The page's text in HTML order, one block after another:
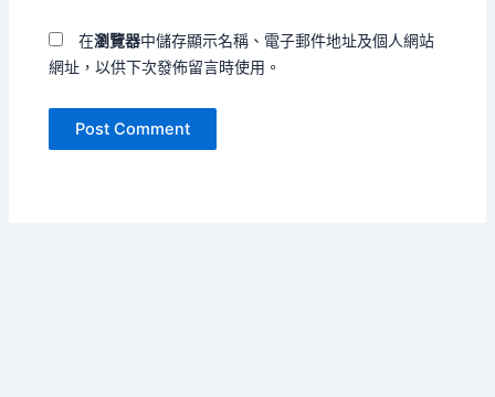
在瀏覽器中儲存顯示名稱、電子郵件地址及個人網站
網址，以供下次發佈留言時使用。